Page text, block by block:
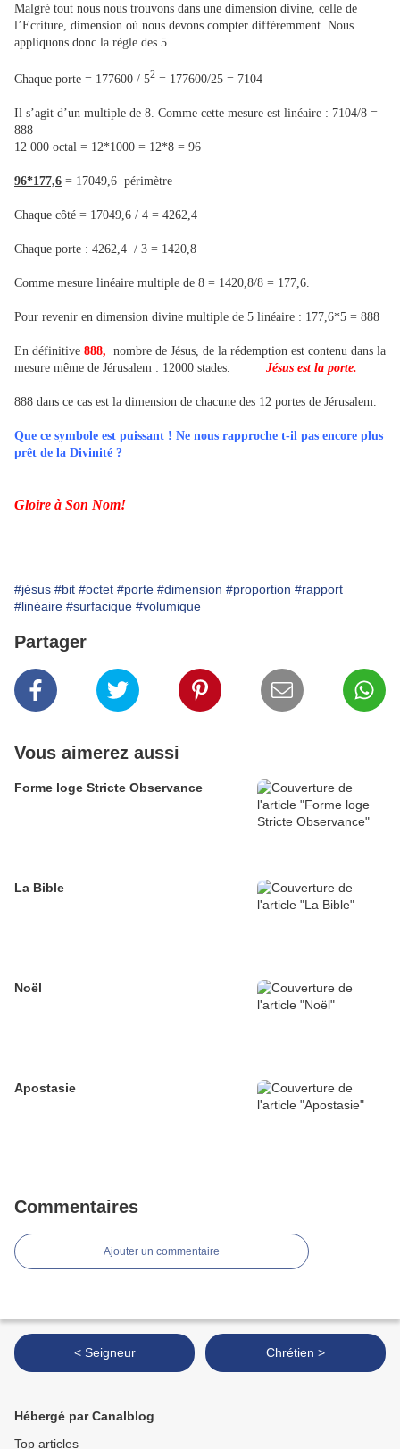
Malgré tout nous nous trouvons dans une dimension divine, celle de
l’Ecriture, dimension où nous devons compter différemment. Nous
appliquons donc la règle des 5.
Chaque porte = 177600 / 52 = 177600/25 = 7104
Il s’agit d’un multiple de 8. Comme cette mesure est linéaire : 7104/8 =
888
12 000 octal = 12*1000 = 12*8 = 96
96*177,6 = 17049,6 périmètre
Chaque côté = 17049,6 / 4 = 4262,4
Chaque porte : 4262,4 / 3 = 1420,8
Comme mesure linéaire multiple de 8 = 1420,8/8 = 177,6.
Pour revenir en dimension divine multiple de 5 linéaire : 177,6*5 = 888
En définitive 888, nombre de Jésus, de la rédemption est contenu dans la
mesure même de Jérusalem : 12000 stades. Jésus est la porte.
888 dans ce cas est la dimension de chacune des 12 portes de Jérusalem.
Que ce symbole est puissant ! Ne nous rapproche t-il pas encore plus
prêt de la Divinité ?
Gloire à Son Nom!
#jésus #bit #octet #porte #dimension #proportion #rapport
#linéaire #surfacique #volumique
Partager
Vous aimerez aussi
Forme loge Stricte Observance
La Bible
Noël
Apostasie
Commentaires
Ajouter un commentaire
< Seigneur Chrétien >
Hébergé par Canalblog
Top articles